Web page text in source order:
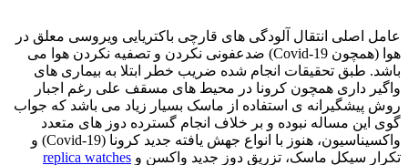
عامل اصلی انتقال آلودگی های قارچی باکتریایی ویروسی معلق در
هوا (همچون Covid-19) ضدعفونی نکردن و تصفیه نکردن هوا می
باشد. طبق تحقیقات انجام شده ضریب خطر ابتلا به بیماری های
واگیر داری همچون کرونا در محیط های مسقف علی رغم اجبار
روش پیشگیرانه ی استفاده از ماسک بسیار زیاد می باشد که جواب
گوی این مساله نبوده و بر خلاف انجام گسترده دوز های متعدد
واکسیناسیون، هنوز با انواع جهش یافته جدید کرونا (Covid-19) و
تکرار سیکل ماسک، تزریق دوز جدید واکسن و replica watches